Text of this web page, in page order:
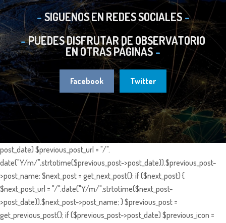
SIGUENOS EN REDES SOCIALES
PUEDES DISFRUTAR DE OBSERVATORIO
EN OTRAS PÁGINAS
Facebook Twitter
post_date) $previous_post_url = "/".
date("Y/m/",strtotime($previous_post->post_date)).$previous_post-
>post_name; $next_post = get_next_post(); if ($next_post) {
$next_post_url = "/".date("Y/m/",strtotime($next_post-
>post_date)).$next_post->post_name; } $previous_post =
get_previous_post(); if ($previous_post->post_date) $previous_icon =